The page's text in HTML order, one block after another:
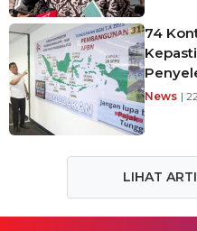
74
News |
LIHAT